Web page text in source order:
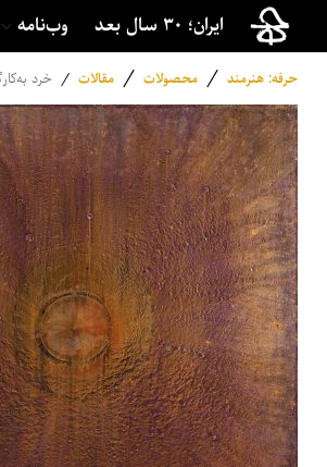
ایران؛ ۳۰ سال بعد وب‌نامه
حرفه: هنرمند / محصولات / مقالات / خرد